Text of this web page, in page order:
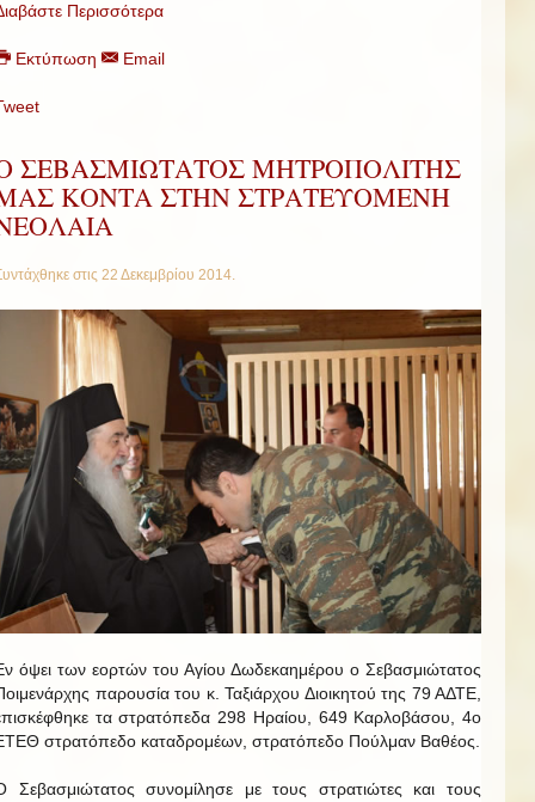
Περισσότερα
Εκτύπωση Email
ΣΕΒΑΣΜΙΩΤΑΤΟΣ ΜΗΤΡΟΠΟΛΙΤΗΣ
ΚΟΝΤΑ ΣΤΗΝ ΣΤΡΑΤΕΥΟΜΕΝΗ
στις 22 Δεκεμβρίου 2014.
όψει των εορτών του Αγίου Δωδεκαημέρου ο Σεβασμιώτατος
παρουσία του κ. Ταξιάρχου Διοικητού της 79 ΑΔΤΕ,
τα στρατόπεδα 298 Ηραίου, 649 Καρλοβάσου, 4ο
στρατόπεδο καταδρομέων, στρατόπεδο Πούλμαν Βαθέος.
Σεβασμιώτατος συνομίλησε με τους στρατιώτες και τους